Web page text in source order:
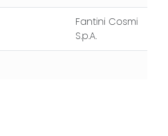
Fantini Cosmi
S.p.A.